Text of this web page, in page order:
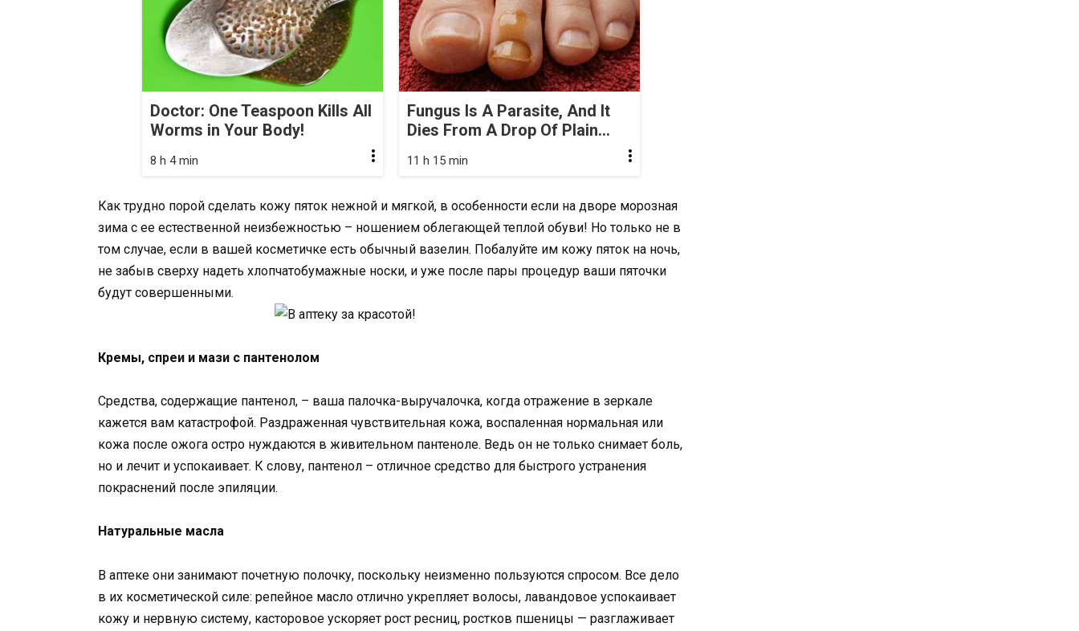
Doctor: One Teaspoon Kills All
Worms in Your Body!
8 h 4 min
Fungus Is A Parasite, And It
Dies From A Drop Of Plain...
11 h 15 min
Как трудно порой сделать кожу пяток нежной и мягкой, в особенности если на дворе морозная
зима с ее естественной неизбежностью – ношением облегающей теплой обуви! Но только не в
том случае, если в вашей косметичке есть обычный вазелин. Побалуйте им кожу пяток на ночь,
не забыв сверху надеть хлопчатобумажные носки, и уже после пары процедур ваши пяточки
будут совершенными.
Кремы, спреи и мази с пантенолом
Средства, содержащие пантенол, – ваша палочка-выручалочка, когда отражение в зеркале
кажется вам катастрофой. Раздраженная чувствительная кожа, воспаленная нормальная или
кожа после ожога остро нуждаются в живительном пантеноле. Ведь он не только снимает боль,
но и лечит и успокаивает. К слову, пантенол – отличное средство для быстрого устранения
покраснений после эпиляции.
Натуральные масла
В аптеке они занимают почетную полочку, поскольку неизменно пользуются спросом. Все дело
в их косметической силе: репейное масло отлично укрепляет волосы, лавандовое успокаивает
кожу и нервную систему, касторовое ускоряет рост ресниц, ростков пшеницы — разглаживает